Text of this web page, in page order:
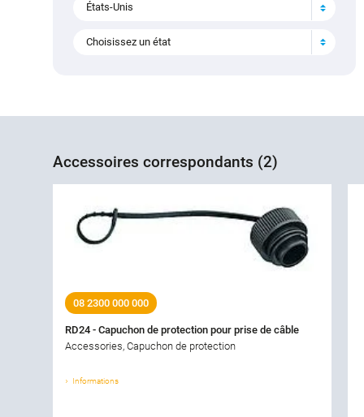
États-Unis
Choisissez un état
Accessoires correspondants (2)
08 2300 000 000
RD24 - Capuchon de protection pour prise de câble
Accessories, Capuchon de protection
Informations